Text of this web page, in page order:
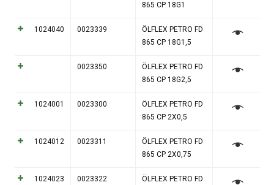
865 CP 18G1
1024040 0023339
ÖLFLEX PETRO FD
865 CP 18G1,5
0023350
ÖLFLEX PETRO FD
865 CP 18G2,5
1024001 0023300
ÖLFLEX PETRO FD
865 CP 2X0,5
1024012 0023311
ÖLFLEX PETRO FD
865 CP 2X0,75
1024023 0023322
ÖLFLEX PETRO FD